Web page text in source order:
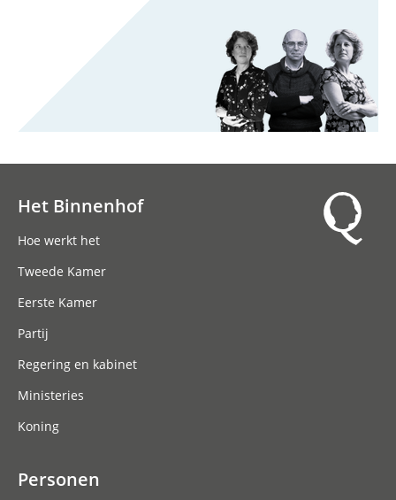
Het Binnenhof
Hoe werkt het
Tweede Kamer
Eerste Kamer
Partij
Regering en kabinet
Ministeries
Koning
Personen